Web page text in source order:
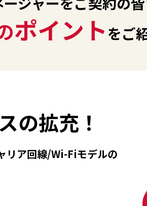
ポイント をご
の拡充！
リア回線/Wi-Fiモデルの